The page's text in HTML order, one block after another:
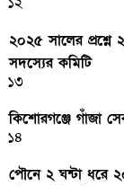
২০২৫ সালের
সদস্যের কমিটি
১৩
কিশোরগঞ্জে গাঁজা
১৪
পৌনে ২ ঘন্টা ধরে